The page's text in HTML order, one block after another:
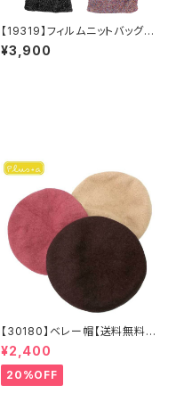
【19319】フィルムニットバッグ
【送料無料】キラキラ グリッタ
ー
¥3,900
【30180】ベレー帽【送料無料】
フレンチ ベーシック 無地
ベージュ パープル ブラウ
ン シンプル ハット 秋冬
ウールベレー バスクベレー
¥2,400
20%OFF